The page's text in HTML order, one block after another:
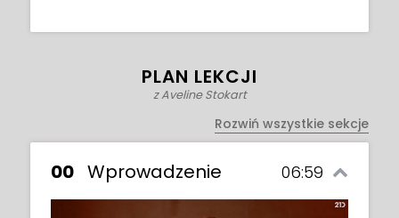
PLAN LEKCJI
z Aveline Stokart
Rozwiń wszystkie sekcje
00 Wprowadzenie 06:59